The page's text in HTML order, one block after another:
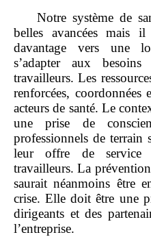
Notre système de
belles avancées mais il
davantage vers une
s’adapter aux
travailleurs. Les
renforcées, coordonnées
acteurs de santé. Le
une prise de
professionnels de terrain
leur offre de service
travailleurs. La
saurait néanmoins être
crise. Elle doit être une
dirigeants et des
l’entreprise.